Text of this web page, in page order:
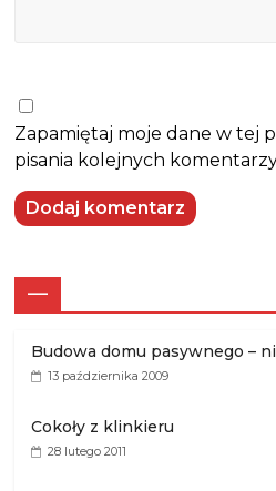
Zapamiętaj moje dane w tej
pisania kolejnych
—
Budowa domu pasywnego –
13 października 2009
Cokoły z klinkieru
28 lutego 2011